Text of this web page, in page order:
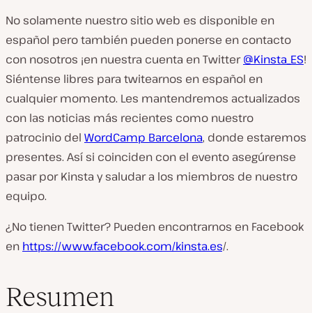
No solamente nuestro sitio web es disponible en
español pero también pueden ponerse en contacto
con nosotros ¡en nuestra cuenta en Twitter@Kinsta_ES!
Siéntense libres para twitearnos en español en
cualquier momento. Les mantendremos actualizados
con las noticias más recientes como nuestro
patrocinio del WordCamp Barcelona, donde estaremos
presentes. Así si coinciden con el evento asegúrense
pasar por Kinsta y saludar a los miembros de nuestro
equipo.
¿No tienen Twitter? Pueden encontrarnos en Facebook
en https://www.facebook.com/kinsta.es/.
Resumen